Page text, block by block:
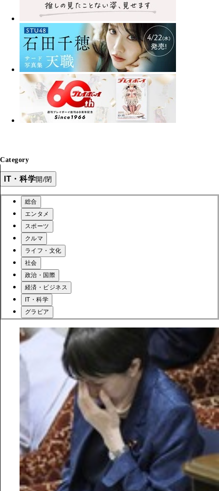
Category
IT・科学開/閉
総合
エンタメ
スポーツ
クルマ
ライフ・文化
社会
政治・国際
経済・ビジネス
IT・科学
グラビア